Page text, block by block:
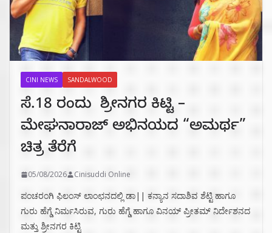
CINI NEWS SANDALWOOD
ಸೆ.18 ರಂದು ಶ್ರೀನಗರ ಕಿಟ್ಟಿ –
ಮೇಘನಾರಾಜ್ ಅಭಿನಯದ “ಅಮರ್ಥ”
ಚಿತ್ರ ತೆರೆಗೆ
05/08/2026 Cinisuddi Online
ಪಂಚರಂಗಿ ಫಿಲಂಸ್ ಲಾಂಛನದಲ್ಲಿ ಡಾ|| ಕನ್ಯಾನ ಸದಾಶಿವ ಶೆಟ್ಟಿ ಹಾಗೂ
ಗುರು ಹೆಗ್ಡೆ ನಿರ್ಮಸಿರುವ, ಗುರು ಹೆಗ್ಡೆ ಹಾಗೂ ವಿನಯ್ ಪ್ರೀತಮ್ ನಿರ್ದೇಶನದ
ಮತ್ತು ಶ್ರೀನಗರ ಕಿಟ್ಟಿ